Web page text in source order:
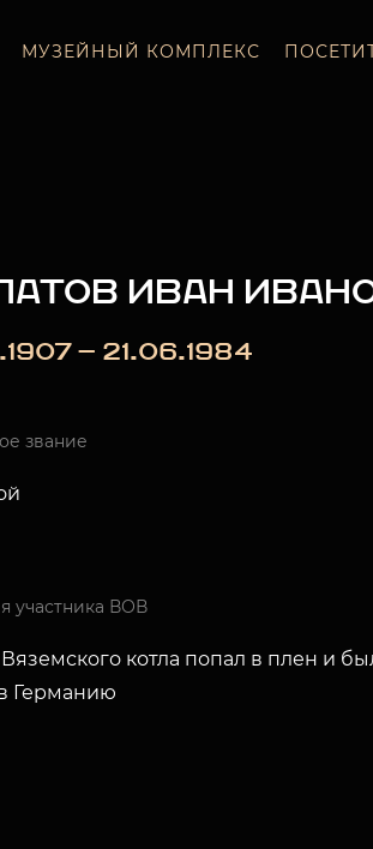
МУЗЕЙНЫЙ КОМПЛЕКС
ИВАН
— 21.06.1984
звание
участника ВОВ
котла попал в плен и
Германию